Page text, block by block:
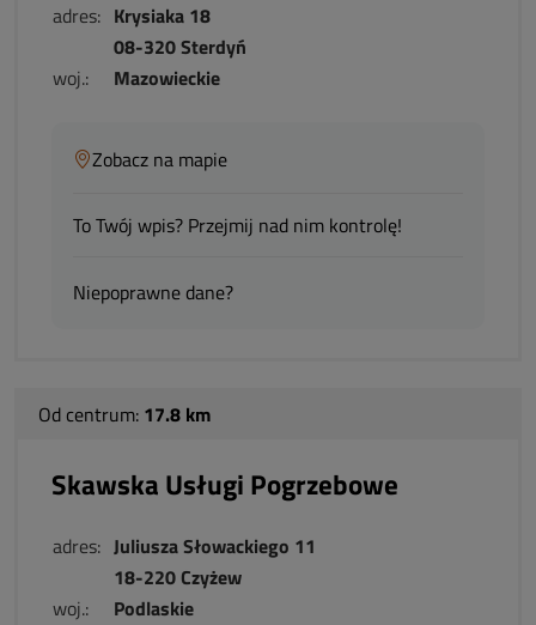
adres: Krysiaka 18
08-320 Sterdyń
woj.:
Mazowieckie
Zobacz na mapie
To Twój wpis? Przejmij nad nim kontrolę!
Niepoprawne dane?
Od centrum: 17.8 km
Skawska Usługi Pogrzebowe
adres: Juliusza Słowackiego 11
18-220 Czyżew
woj.:
Podlaskie